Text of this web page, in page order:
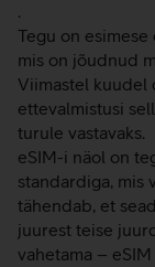
.
Tegu on
mis on jõudnud
Viimastel kuudel
ettevalmistusi
turule vastavaks.
eSIM-i näol on
standardiga, mis
tähendab, et
juurest teise
vahetama –